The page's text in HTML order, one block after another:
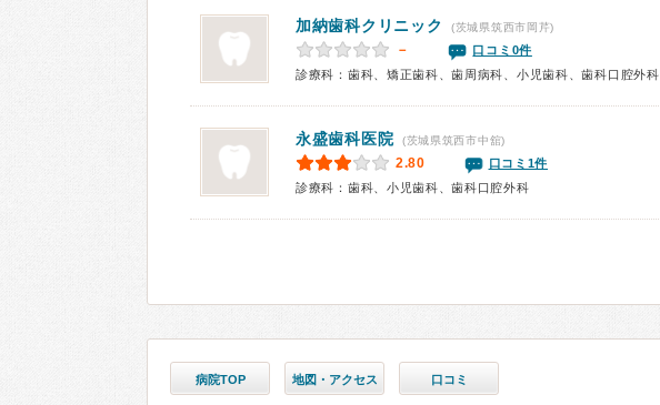
加納歯科クリニック (茨城県筑西市岡芹)
－
口コミ0件
診療科：歯科、矯正歯科、歯周病科、小児歯科、歯科口腔外科
永盛歯科医院 (茨城県筑西市中舘)
2.80
口コミ1件
診療科：歯科、小児歯科、歯科口腔外科
病院TOP 地図・アクセス 口コミ